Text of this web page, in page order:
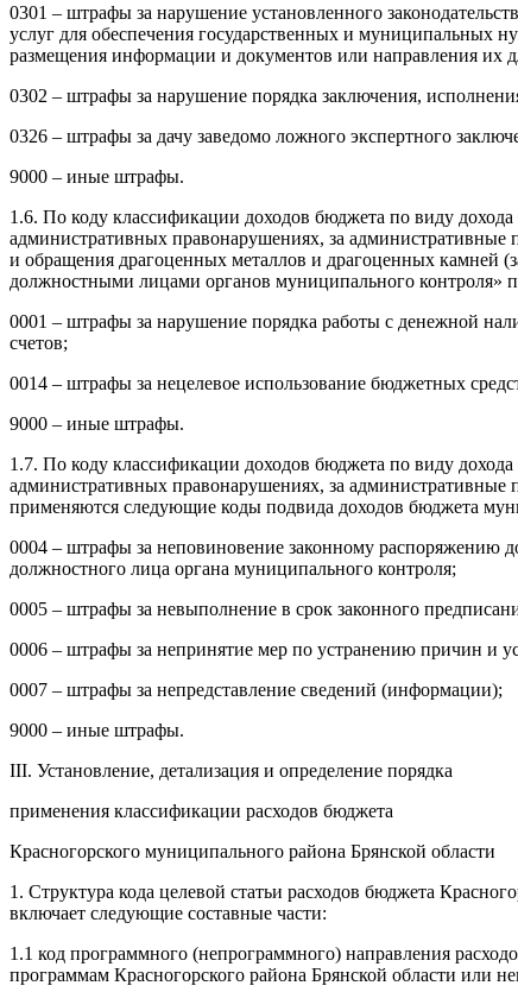
0301 – штрафы за нарушение установленного
услуг для обеспечения государственных и муниципальных
размещения информации и документов или направления их
0302 – штрафы за нарушение порядка заключения,
0326 – штрафы за дачу заведомо ложного экспертного
9000 – иные штрафы.
1.6. По коду классификации доходов бюджета по виду
административных правонарушениях, за административные
и обращения драгоценных металлов и драгоценных камней
должностными лицами органов муниципального контроля»
0001 – штрафы за нарушение порядка работы с денежной
счетов;
0014 – штрафы за нецелевое использование бюджетных
9000 – иные штрафы.
1.7. По коду классификации доходов бюджета по виду
административных правонарушениях, за
применяются следующие коды подвида доходов бюджета
0004 – штрафы за неповиновение законному распоряжению
должностного лица органа муниципального контроля;
0005 – штрафы за невыполнение в срок законного
0006 – штрафы за непринятие мер по устранению причин и
0007 – штрафы за непредставление сведений (информации);
9000 – иные штрафы.
III. Установление, детализация и определение порядка
применения классификации расходов бюджета
Красногорского муниципального района Брянской области
1. Структура кода целевой статьи расходов бюджета
включает следующие составные части:
1.1 код программного (непрограммного) направления
программам Красногорского района Брянской области или